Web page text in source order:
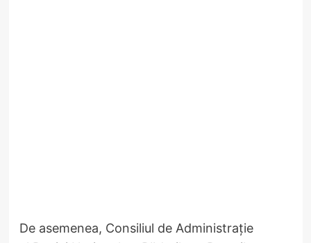
​De asemenea, Consiliul de Administrație